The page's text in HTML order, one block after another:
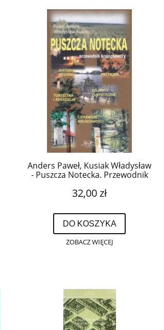
Anders Paweł, Kusiak Władysław
- Puszcza Notecka. Przewodnik
32,00 zł
DO KOSZYKA
ZOBACZ WIĘCEJ